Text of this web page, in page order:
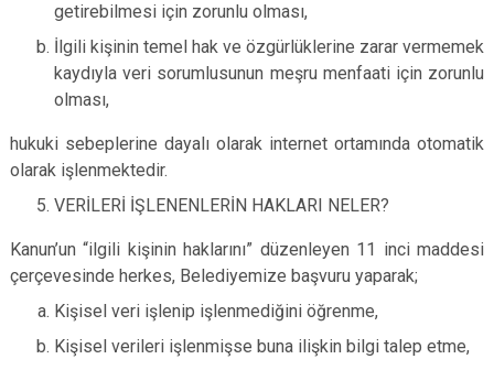
getirebilmesi için zorunlu olması,
İlgili kişinin temel hak ve özgürlüklerine zarar vermemek
kaydıyla veri sorumlusunun meşru menfaati için zorunlu
olması,
hukuki sebeplerine dayalı olarak internet ortamında otomatik
olarak işlenmektedir.
VERİLERİ İŞLENENLERİN HAKLARI NELER?
Kanun’un “ilgili kişinin haklarını” düzenleyen 11 inci maddesi
çerçevesinde herkes, Belediyemize başvuru yaparak;
Kişisel veri işlenip işlenmediğini öğrenme,
Kişisel verileri işlenmişse buna ilişkin bilgi talep etme,